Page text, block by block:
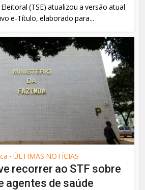
(TSE) atualizou a versão atual
e-Título, elaborado para...
• ÚLTIMAS NOTÍCIAS
recorrer ao STF sobre
agentes de saúde